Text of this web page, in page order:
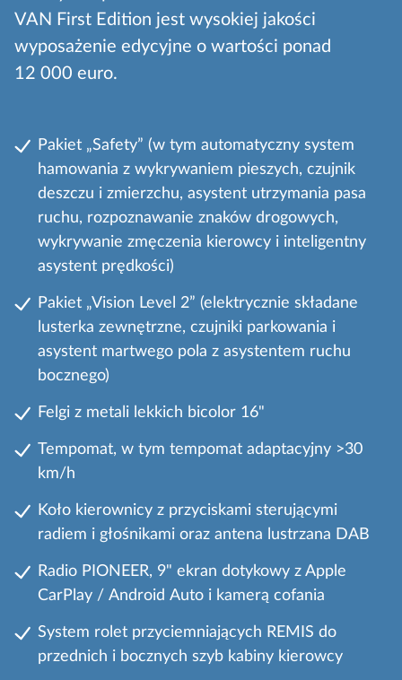
VAN First Edition jest wysokiej jakości
wyposażenie edycyjne o wartości ponad
12 000 euro.
Pakiet „Safety” (w tym automatyczny system
hamowania z wykrywaniem pieszych, czujnik
deszczu i zmierzchu, asystent utrzymania pasa
ruchu, rozpoznawanie znaków drogowych,
wykrywanie zmęczenia kierowcy i inteligentny
asystent prędkości)
Pakiet „Vision Level 2” (elektrycznie składane
lusterka zewnętrzne, czujniki parkowania i
asystent martwego pola z asystentem ruchu
bocznego)
Felgi z metali lekkich bicolor 16"
Tempomat, w tym tempomat adaptacyjny >30
km/h
Koło kierownicy z przyciskami sterującymi
radiem i głośnikami oraz antena lustrzana DAB
Radio PIONEER, 9" ekran dotykowy z Apple
CarPlay / Android Auto i kamerą cofania
System rolet przyciemniających REMIS do
przednich i bocznych szyb kabiny kierowcy